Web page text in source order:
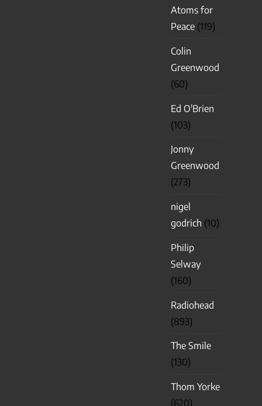
Atoms for
Peace (119)
Colin
Greenwood
(60)
Ed O'Brien
(103)
Jonny
Greenwood
(273)
nigel
godrich (10)
Philip
Selway
(160)
Radiohead
(893)
The Smile
(130)
Thom Yorke
(620)